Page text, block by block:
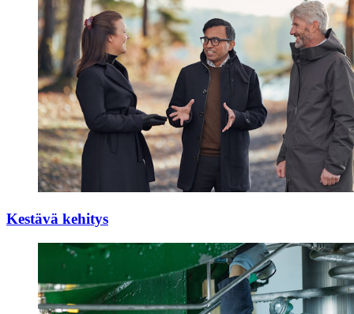
Kestävä kehitys